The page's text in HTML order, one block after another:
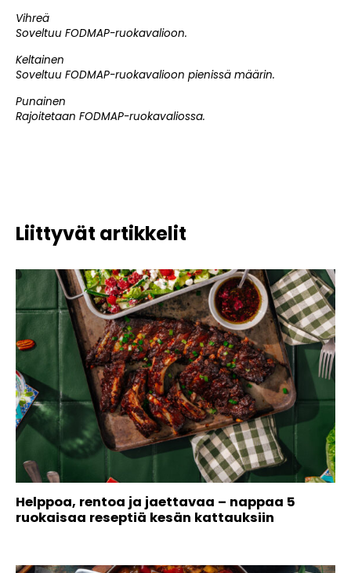
Vihreä
Soveltuu FODMAP-ruokavalioon.
Keltainen
Soveltuu FODMAP-ruokavalioon pienissä määrin.
Punainen
Rajoitetaan FODMAP-ruokavaliossa.
Liittyvät artikkelit
Helppoa, rentoa ja jaettavaa – nappaa 5
ruokaisaa reseptiä kesän kattauksiin